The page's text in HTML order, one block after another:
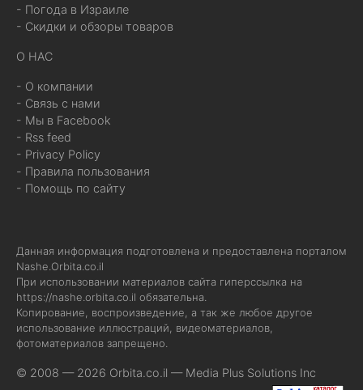
- Погода в Израиле
- Скидки и обзоры товаров
О НАС
- О компании
- Связь с нами
- Мы в Facebook
- Rss feed
- Privacy Policy
- Правила пользования
- Помощь по сайту
Данная информация подготовлена и предоставлена порталом
Nashe.Orbita.co.il
При использовании материалов сайта гиперссылка на
https://nashe.orbita.co.il обязательна.
Копирование, воспроизведение, а так же любое другое
использование иллюстраций, видеоматериалов,
фотоматериалов запрещено.
© 2008 — 2026 Orbita.co.il — Media Plus Solutions Inc